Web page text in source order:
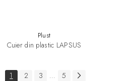
Plust
Cuier din plastic LAPSUS
1 2 3 ... 5